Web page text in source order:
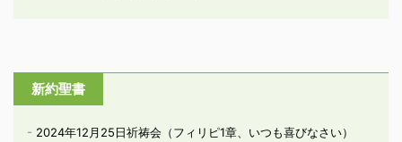
新約聖書
2024年12月25日祈祷会（フィリピ1章、いつも喜びなさい）